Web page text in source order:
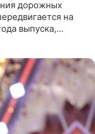
дорожных
на
выпуска,